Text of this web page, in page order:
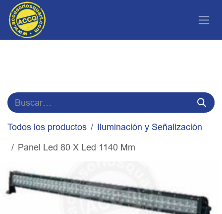
Ir al contenido
Todos los productos
Iluminación y Señalización
Panel Led 80 X Led 1140 Mm